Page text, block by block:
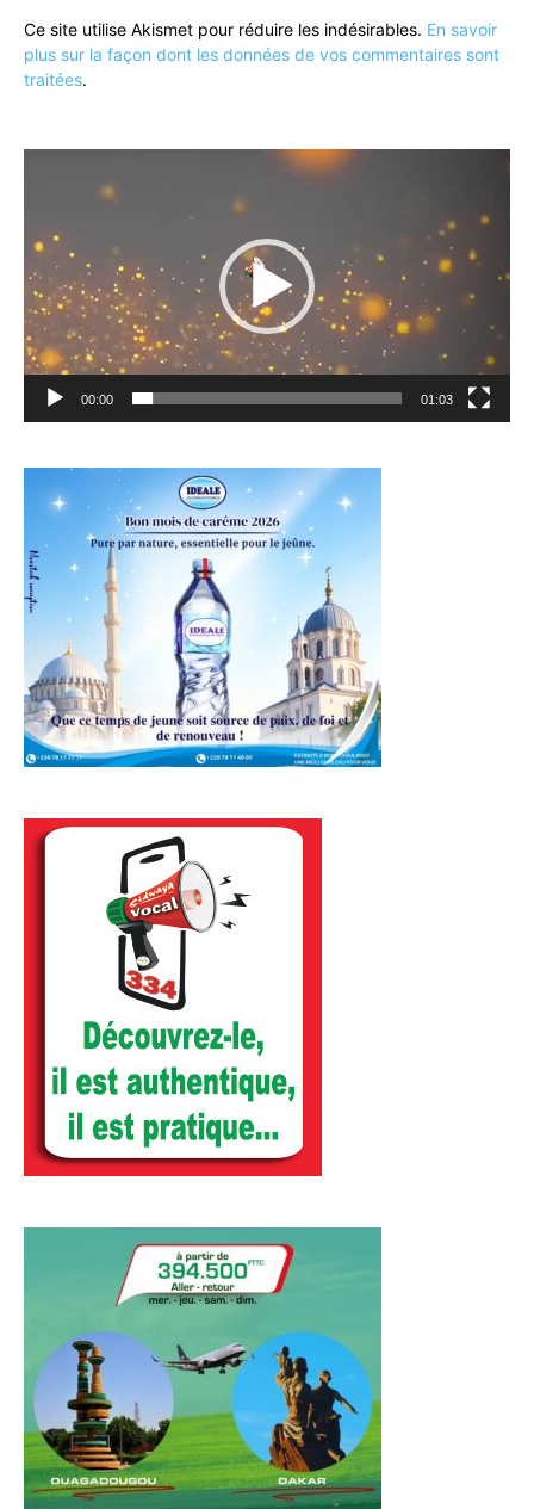
Ce site utilise Akismet pour réduire les indésirables. En savoir
plus sur la façon dont les données de vos commentaires sont
traitées.
00:00 01:03